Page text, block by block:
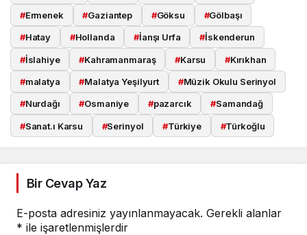
#Ermenek #Gaziantep #Göksu #Gölbaşı
#Hatay #Hollanda #İanşı Urfa #İskenderun
#İslahiye #Kahramanmaraş #Karsu #Kırıkhan
#malatya #Malatya Yeşilyurt #Müzik Okulu Serinyol
#Nurdağı #Osmaniye #pazarcık #Samandağ
#Sanat.ı Karsu #Serinyol #Türkiye #Türkoğlu
Bir Cevap Yaz
E-posta adresiniz yayınlanmayacak. Gerekli alanlar
* ile işaretlenmişlerdir